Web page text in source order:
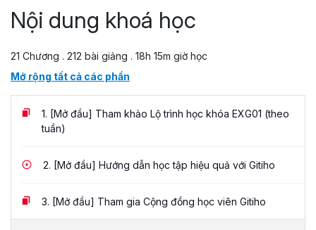
Nội dung khoá học
21 Chương . 212 bài giảng . 18h 15m giờ học
Mở rộng tất cả các phần
1. [Mở đầu] Tham khảo Lộ trình học khóa EXG01 (theo
tuần)
2. [Mở đầu] Hướng dẫn học tập hiệu quả với Gitiho
3. [Mở đầu] Tham gia Cộng đồng học viên Gitiho